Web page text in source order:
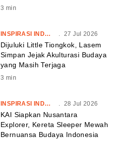
3 min
INSPIRASI INDONESIA . 27 Jul 2026
Dijuluki Little Tiongkok, Lasem
Simpan Jejak Akulturasi Budaya
yang Masih Terjaga
3 min
INSPIRASI INDONESIA . 28 Jul 2026
KAI Siapkan Nusantara
Explorer, Kereta Sleeper Mewah
Bernuansa Budaya Indonesia